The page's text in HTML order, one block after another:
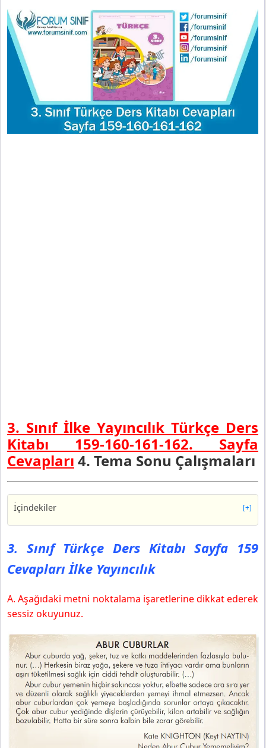
3. Sınıf İlke Yayıncılık Türkçe Ders
Kitabı 159-160-161-162. Sayfa
Cevapları 4. Tema Sonu Çalışmaları
İçindekiler [+]
3. Sınıf Türkçe Ders Kitabı Sayfa 159 Cevapları İlke
Yayıncılık
3. Sınıf Türkçe Ders Kitabı Sayfa 160 Cevapları İlke
Yayıncılık
Yayıncılık
3. Sınıf Türkçe Ders Kitabı Sayfa 162 Cevapları İlke
Sonraki Metne Hazırlık
3. Sınıf Türkçe Ders Kitabı Sayfa 159
Cevapları İlke Yayıncılık
A. Aşağıdaki metni noktalama işaretlerine dikkat ederek
sessiz okuyunuz.